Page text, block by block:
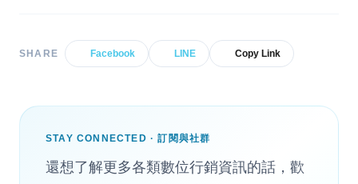
SHARE Facebook LINE Copy Link
STAY CONNECTED · 訂閱與社群
還想了解更多各類數位行銷資訊的話，歡